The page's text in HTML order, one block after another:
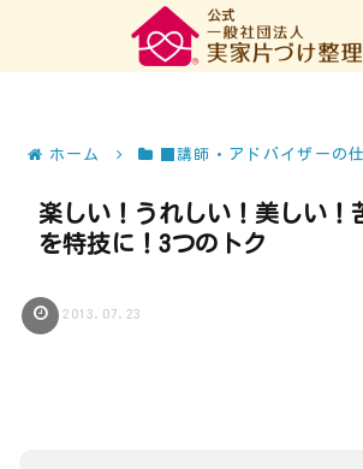
ホーム ■講師・アドバイザーの
楽しい！うれしい！美しい！
を特技に！3つのトク
2013.07.23